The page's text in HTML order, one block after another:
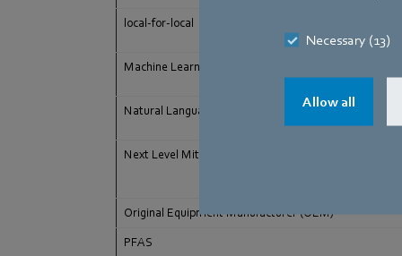
Necessary (13)
Allow all
local-for-local
Machine Learning
Natural Language Processing
Next Level Mittelstand
Original Equipment Manufacturer (OEM)
PFAS